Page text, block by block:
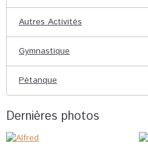
Autres Activités
Gymnastique
Pétanque
Dernières photos